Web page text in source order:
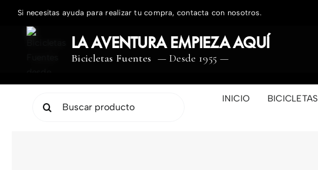
contenido
Si necesitas ayuda para realizar tu compra, contacta con nosotros.
LA AVENTURA EMPIEZA AQUÍ
Bicicletas Fuentes — Desde 1955 —
INICIO BICICLETAS